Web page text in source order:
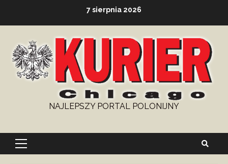
7 sierpnia 2026
NAJLEPSZY PORTAL POLONIJNY
Primary